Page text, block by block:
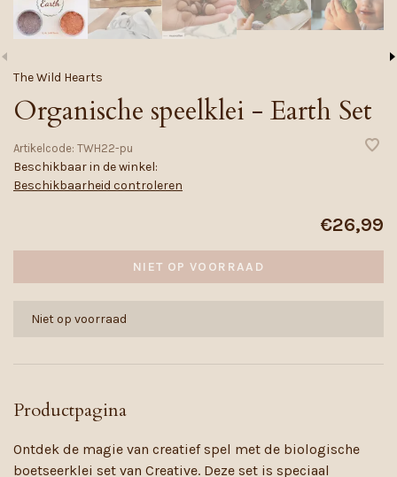
The Wild Hearts
Organische speelklei - Earth Set
Artikelcode: TWH22-pu
Beschikbaar in de winkel:
Beschikbaarheid controleren
€26,99
NIET OP VOORRAAD
Niet op voorraad
Productpagina
Ontdek de magie van creatief spel met de biologische
boetseerklei set van Creative. Deze set is speciaal